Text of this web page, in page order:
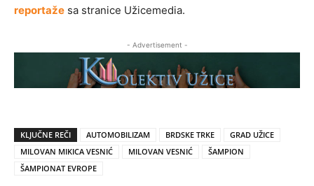
reportaže sa stranice Užicemedia.
- Advertisement -
KLJUČNE REČI AUTOMOBILIZAM BRDSKE TRKE
GRAD UŽICE
MILOVAN MIKICA VESNIĆ
MILOVAN VESNIĆ
ŠAMPION
ŠAMPIONAT EVROPE